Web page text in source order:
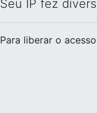
Seu IP fez
Para liberar o acesso